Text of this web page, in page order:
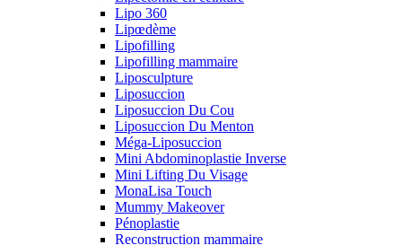
Lipo 360
Lipœdème
Lipofilling
Lipofilling mammaire
Liposculpture
Liposuccion
Liposuccion Du Cou
Liposuccion Du Menton
Méga-Liposuccion
Mini Abdominoplastie Inverse
Mini Lifting Du Visage
MonaLisa Touch
Mummy Makeover
Pénoplastie
Reconstruction mammaire